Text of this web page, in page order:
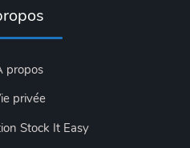
propos
privée
Stock It Easy